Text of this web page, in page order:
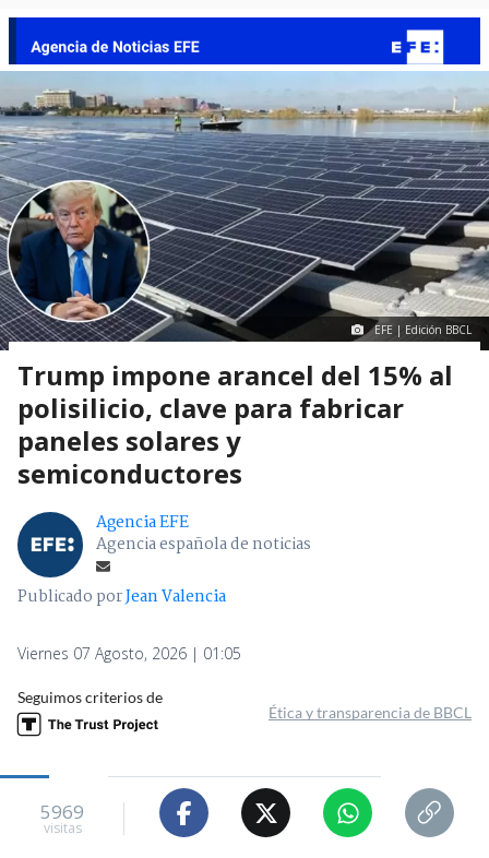
EFE | Edición BBCL
Trump impone arancel del 15% al
polisilicio, clave para fabricar
paneles solares y
semiconductores
Agencia EFE
Agencia española de noticias
Publicado porJean Valencia
Viernes 07 Agosto, 2026 | 01:05
Seguimos criterios de
Ética y transparencia de BBCL
5969
visitas